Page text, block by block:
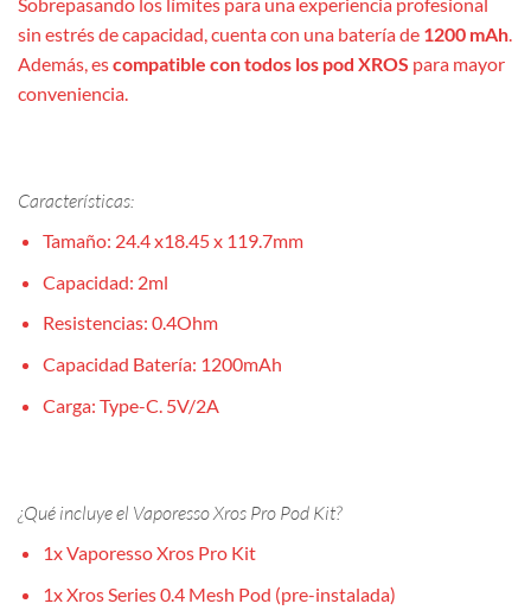
sin estrés de capacidad, cuenta con una batería de 1200 mAh
Además, escompatible con todos los pod XROS para mayor
conveniencia.
Características:
Tamaño: 24.4 x18.45 x 119.7mm
Capacidad: 2ml
Resistencias: 0.4Ohm
Capacidad Batería: 1200mAh
Carga: Type-C. 5V/2A
¿Qué incluye el Vaporesso Xros Pro Pod Kit?
1x Vaporesso Xros Pro Kit
1x Xros Series 0.4 Mesh Pod (pre-instalada)